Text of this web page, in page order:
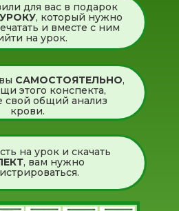
для вас в подарок
, который нужно
и вместе с ним
на урок.
САМОСТОЯТЕЛЬНО,
этого конспекта,
свой общий анализ
крови.
на урок и скачать
, вам нужно